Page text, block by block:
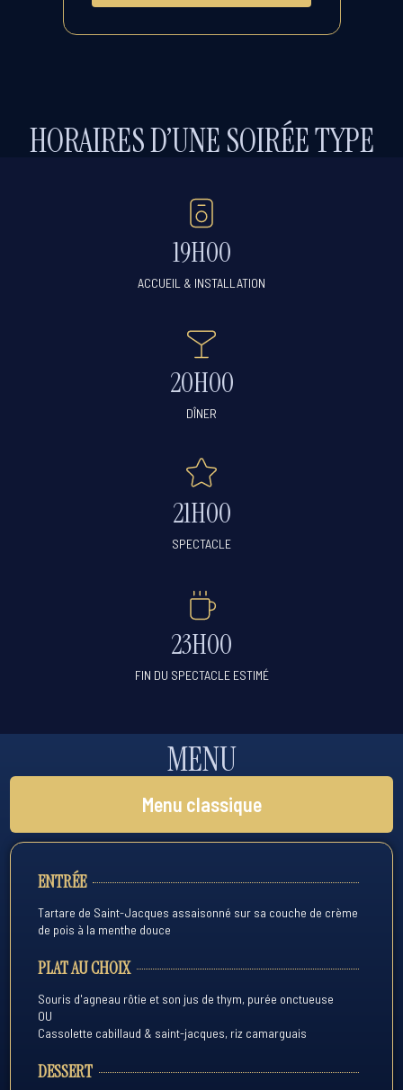
HORAIRES D’UNE SOIRÉE TYPE
19H00
ACCUEIL & INSTALLATION
20H00
DÎNER
21H00
SPECTACLE
23H00
FIN DU SPECTACLE ESTIMÉ
MENU
Menu classique
ENTRÉE
Tartare de Saint-Jacques assaisonné sur sa couche de crème
de pois à la menthe douce
PLAT AU CHOIX
Souris d'agneau rôtie et son jus de thym, purée onctueuse
OU
Cassolette cabillaud & saint-jacques, riz camarguais
DESSERT